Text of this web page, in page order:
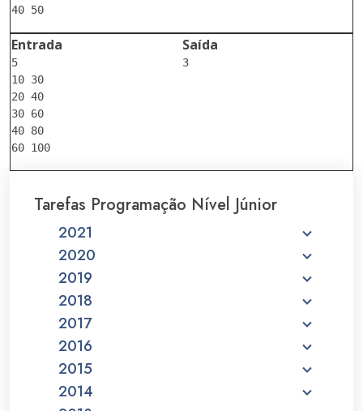
Entrada
5
10 30
20 40
30 60
40 80
Saída
Tarefas Programação Nível Júnior
2021
2020
2019
2018
2017
2016
2015
2014